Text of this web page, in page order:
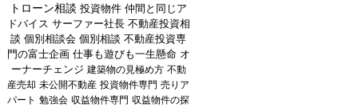
トローン相談 投資物件 仲間と同じア
ドバイス サーファー社長 不動産投資相
談 個別相談会 個別相談 不動産投資専
門の富士企画 仕事も遊びも一生懸命 オ
ーナーチェンジ 建築物の見極め方 不動
産売却 未公開不動産 投資物件専門 売りア
パート 勉強会 収益物件専門 収益物件の探